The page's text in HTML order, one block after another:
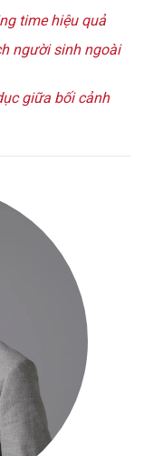
time hiệu quả
người sinh ngoài
giữa bối cảnh